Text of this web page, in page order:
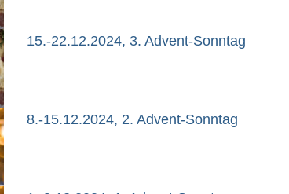
15.-22.12.2024, 3. Advent-Sonntag
8.-15.12.2024, 2. Advent-Sonntag